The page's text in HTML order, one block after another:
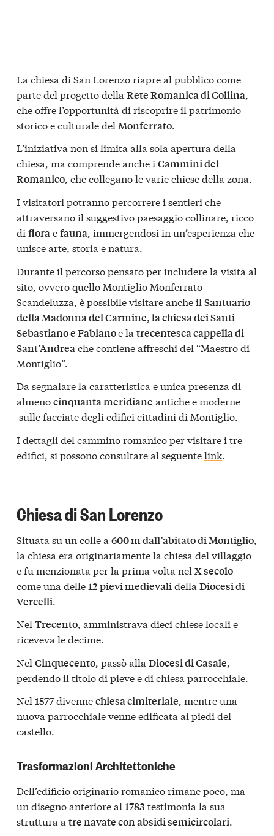
La chiesa di San Lorenzo riapre al pubblico come
parte del progetto della Rete Romanica di Collina,
che offre l’opportunità di riscoprire il patrimonio
storico e culturale del Monferrato.
L’iniziativa non si limita alla sola apertura della
chiesa, ma comprende anche i Cammini del
Romanico, che collegano le varie chiese della zona.
I visitatori potranno percorrere i sentieri che
attraversano il suggestivo paesaggio collinare, ricco
di floraefauna, immergendosi in un’esperienza che
unisce arte, storia e natura.
Durante il percorso pensato per includere la visita al
sito, ovvero quello Montiglio Monferrato –
Scandeluzza, è possibile visitare anche il Santuario
della Madonna del Carmine, la chiesa dei Santi
Sebastiano e Fabianoe la trecentesca cappella di
Sant’Andreache contiene affreschi del “Maestro di
Montiglio”.
Da segnalare la caratteristica e unica presenza di
almenocinquanta meridiane antiche e moderne
sulle facciate degli edifici cittadini di Montiglio.
I dettagli del cammino romanico per visitare i tre
edifici, si possono consultare al seguentelink.
Chiesa di San Lorenzo
Situata su un colle a 600 m dall’abitato di Montiglio
la chiesa era originariamente la chiesa del villaggio
e fu menzionata per la prima volta nel X secolo
come una delle12 pievi medievali della Diocesi di
Vercelli
Nel Trecento, amministrava dieci chiese locali e
riceveva le decime.
Nel Cinquecento, passò alla Diocesi di Casale,
perdendo il titolo di pieve e di chiesa parrocchiale.
Nel 1577divennechiesa cimiteriale, mentre una
nuova parrocchiale venne edificata ai piedi del
castello.
Trasformazioni Architettoniche
Dell’edificio originario romanico rimane poco, ma
un disegno anteriore al 1783 testimonia la sua
struttura a tre navate con absidi semicircolari